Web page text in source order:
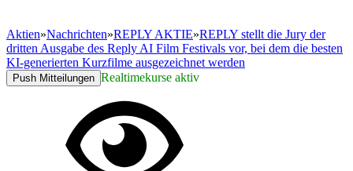
Aktien»Nachrichten»REPLY AKTIE»REPLY stellt die Jury der
dritten Ausgabe des Reply AI Film Festivals vor, bei dem die besten
KI-generierten Kurzfilme ausgezeichnet werden
Push Mitteilungen Realtimekurse aktiv